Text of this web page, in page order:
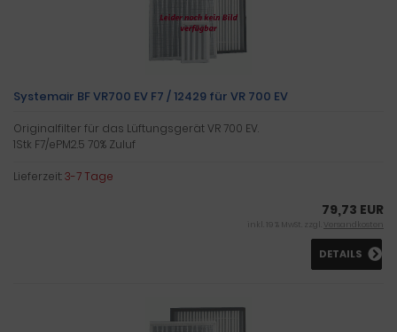
Systemair BF VR700 EV F7 / 12429 für VR 700 EV
Originalfilter für das Lüftungsgerät VR 700 EV.
1Stk F7/ePM2.5 70% Zuluf
Lieferzeit:3-7 Tage
79,73 EUR
inkl. 19 % MwSt. zzgl. Versandkosten
DETAILS